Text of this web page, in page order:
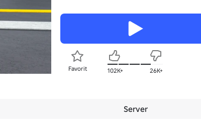
Favorit 102K+ 26K+
Server